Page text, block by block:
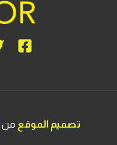
تصميم الموقع من